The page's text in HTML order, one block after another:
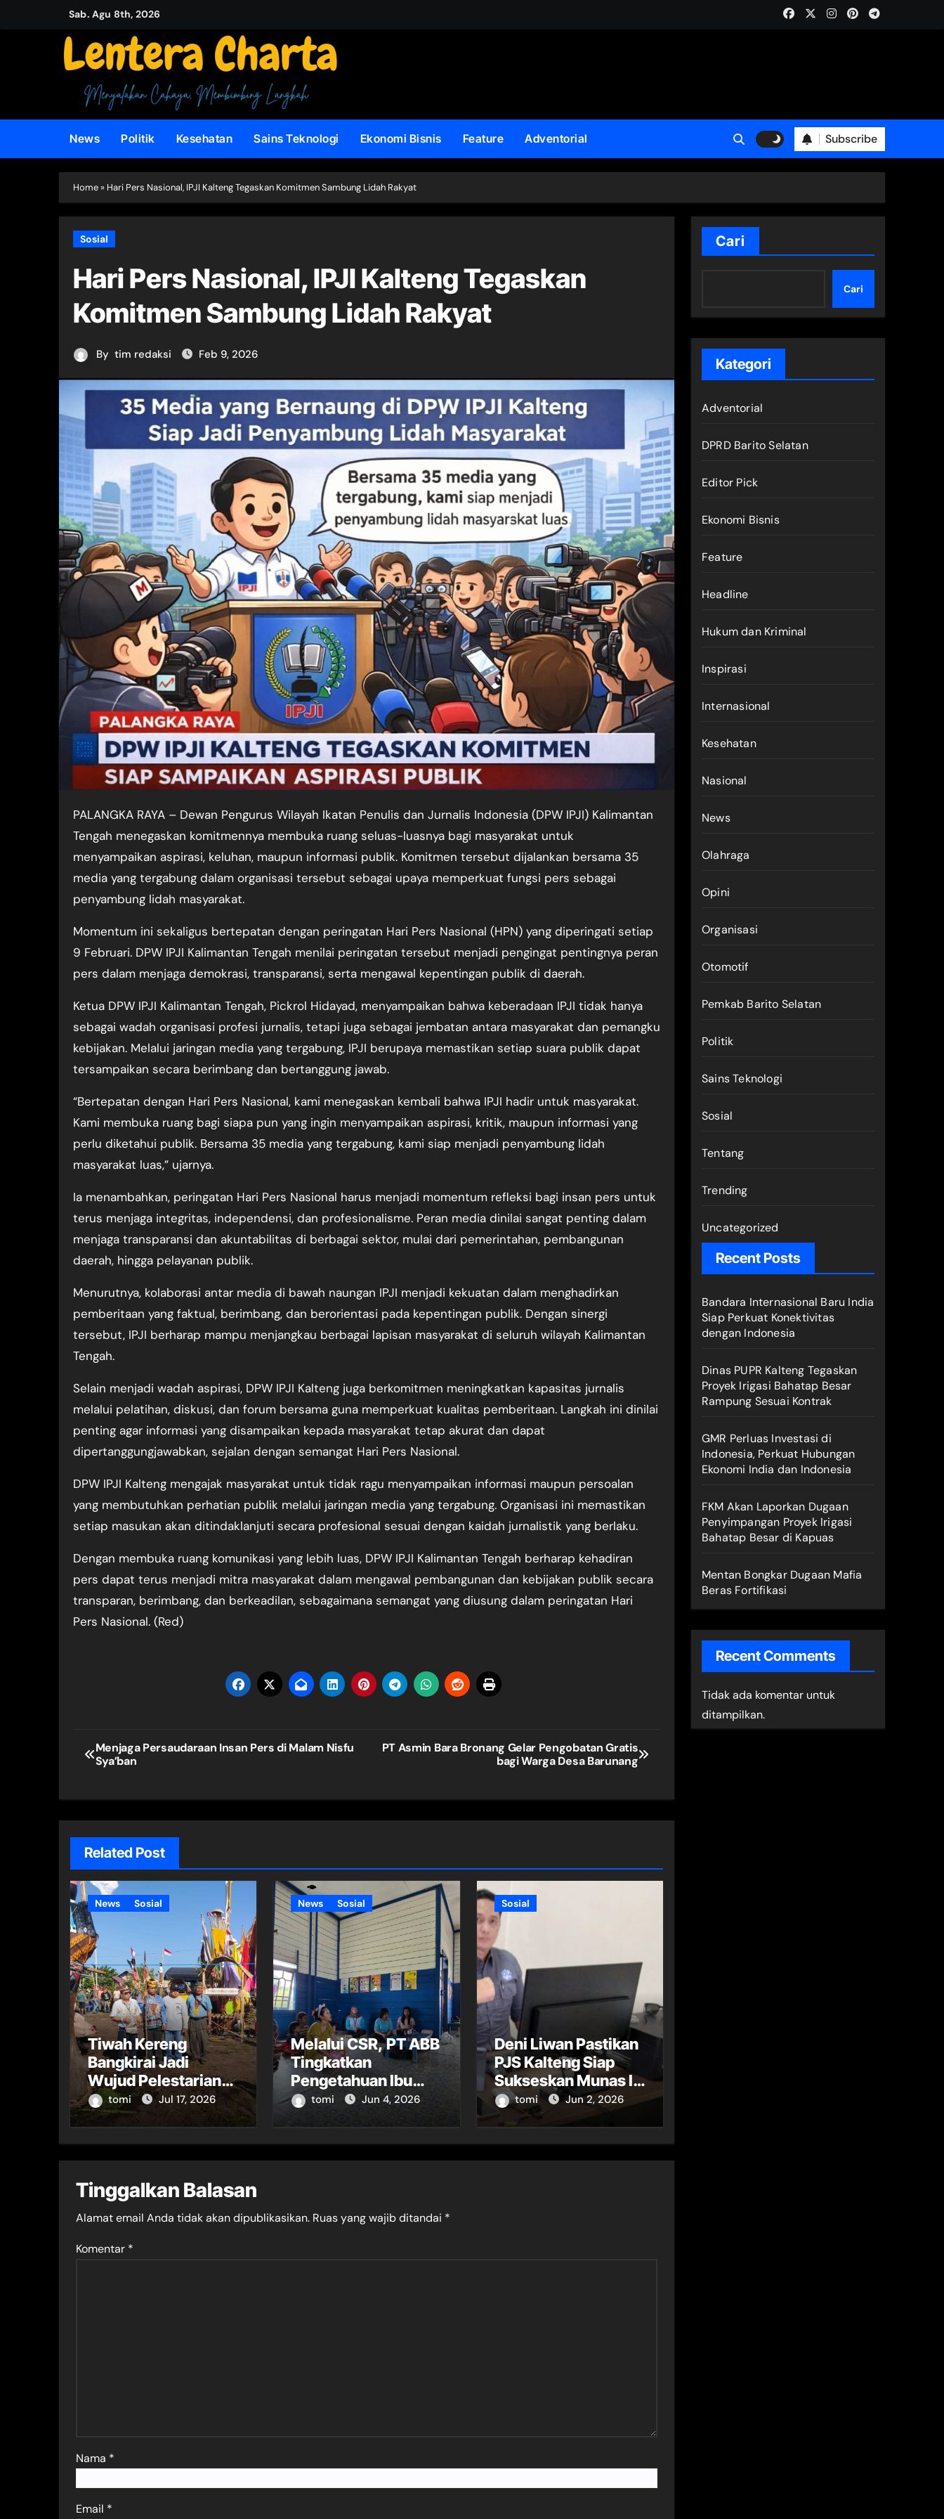
Sab. Agu 8th, 2026
News Politik Kesehatan Sains Teknologi Ekonomi Bisnis Feature Adventorial Subscribe
Home » Hari Pers Nasional, IPJI Kalteng Tegaskan Komitmen Sambung Lidah Rakyat
Sosial
Hari Pers Nasional, IPJI Kalteng Tegaskan
Komitmen Sambung Lidah Rakyat
By tim redaksi Feb 9, 2026
PALANGKA RAYA – Dewan Pengurus Wilayah Ikatan Penulis dan Jurnalis Indonesia (DPW IPJI) Kalimantan
Tengah menegaskan komitmennya membuka ruang seluas-luasnya bagi masyarakat untuk
menyampaikan aspirasi, keluhan, maupun informasi publik. Komitmen tersebut dijalankan bersama 35
media yang tergabung dalam organisasi tersebut sebagai upaya memperkuat fungsi pers sebagai
penyambung lidah masyarakat.
Momentum ini sekaligus bertepatan dengan peringatan Hari Pers Nasional (HPN) yang diperingati setiap
9 Februari. DPW IPJI Kalimantan Tengah menilai peringatan tersebut menjadi pengingat pentingnya peran
pers dalam menjaga demokrasi, transparansi, serta mengawal kepentingan publik di daerah.
Ketua DPW IPJI Kalimantan Tengah, Pickrol Hidayad, menyampaikan bahwa keberadaan IPJI tidak hanya
sebagai wadah organisasi profesi jurnalis, tetapi juga sebagai jembatan antara masyarakat dan pemangku
kebijakan. Melalui jaringan media yang tergabung, IPJI berupaya memastikan setiap suara publik dapat
tersampaikan secara berimbang dan bertanggung jawab.
“Bertepatan dengan Hari Pers Nasional, kami menegaskan kembali bahwa IPJI hadir untuk masyarakat.
Kami membuka ruang bagi siapa pun yang ingin menyampaikan aspirasi, kritik, maupun informasi yang
perlu diketahui publik. Bersama 35 media yang tergabung, kami siap menjadi penyambung lidah
masyarakat luas,” ujarnya.
Ia menambahkan, peringatan Hari Pers Nasional harus menjadi momentum refleksi bagi insan pers untuk
terus menjaga integritas, independensi, dan profesionalisme. Peran media dinilai sangat penting dalam
menjaga transparansi dan akuntabilitas di berbagai sektor, mulai dari pemerintahan, pembangunan
daerah, hingga pelayanan publik.
Menurutnya, kolaborasi antar media di bawah naungan IPJI menjadi kekuatan dalam menghadirkan
pemberitaan yang faktual, berimbang, dan berorientasi pada kepentingan publik. Dengan sinergi
tersebut, IPJI berharap mampu menjangkau berbagai lapisan masyarakat di seluruh wilayah Kalimantan
Tengah.
Selain menjadi wadah aspirasi, DPW IPJI Kalteng juga berkomitmen meningkatkan kapasitas jurnalis
melalui pelatihan, diskusi, dan forum bersama guna memperkuat kualitas pemberitaan. Langkah ini dinilai
penting agar informasi yang disampaikan kepada masyarakat tetap akurat dan dapat
dipertanggungjawabkan, sejalan dengan semangat Hari Pers Nasional.
DPW IPJI Kalteng mengajak masyarakat untuk tidak ragu menyampaikan informasi maupun persoalan
yang membutuhkan perhatian publik melalui jaringan media yang tergabung. Organisasi ini memastikan
setiap masukan akan ditindaklanjuti secara profesional sesuai dengan kaidah jurnalistik yang berlaku.
Dengan membuka ruang komunikasi yang lebih luas, DPW IPJI Kalimantan Tengah berharap kehadiran
pers dapat terus menjadi mitra masyarakat dalam mengawal pembangunan dan kebijakan publik secara
transparan, berimbang, dan berkeadilan, sebagaimana semangat yang diusung dalam peringatan Hari
Pers Nasional. (Red)
Navigasi
pos
Menjaga Persaudaraan Insan Pers di Malam Nisfu
Sya’ban
PT Asmin Bara Bronang Gelar Pengobatan Gratis
bagi Warga Desa Barunang
Related Post
News Sosial
Tiwah Kereng
Bangkirai Jadi
Wujud Pelestarian
Adat dan
Spiritualitas
tomi Jul 17, 2026
News Sosial
Melalui CSR, PT ABB
Tingkatkan
Pengetahuan Ibu
Hamil di Kapuas
tomi Jun 4, 2026
Sosial
Deni Liwan Pastikan
PJS Kalteng Siap
Sukseskan Munas III
di Hotel Acacia
tomi Jun 2, 2026
Tinggalkan Balasan
Alamat email Anda tidak akan dipublikasikan. Ruas yang wajib ditandai *
Komentar *
Nama *
Email *
Cari
Cari
Kategori
Adventorial
DPRD Barito Selatan
Editor Pick
Ekonomi Bisnis
Feature
Headline
Hukum dan Kriminal
Inspirasi
Internasional
Kesehatan
Nasional
News
Olahraga
Opini
Organisasi
Otomotif
Pemkab Barito Selatan
Politik
Sains Teknologi
Sosial
Tentang
Trending
Uncategorized
Recent Posts
Bandara Internasional Baru India
Siap Perkuat Konektivitas
dengan Indonesia
Dinas PUPR Kalteng Tegaskan
Proyek Irigasi Bahatap Besar
Rampung Sesuai Kontrak
GMR Perluas Investasi di
Indonesia, Perkuat Hubungan
Ekonomi India dan Indonesia
FKM Akan Laporkan Dugaan
Penyimpangan Proyek Irigasi
Bahatap Besar di Kapuas
Mentan Bongkar Dugaan Mafia
Beras Fortifikasi
Recent Comments
Tidak ada komentar untuk
ditampilkan.